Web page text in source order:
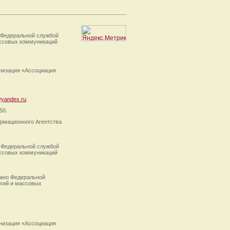
службой
коммуникаций
«Ассоциация
Агентства
службой
коммуникаций
Федеральной
и массовых
«Ассоциация